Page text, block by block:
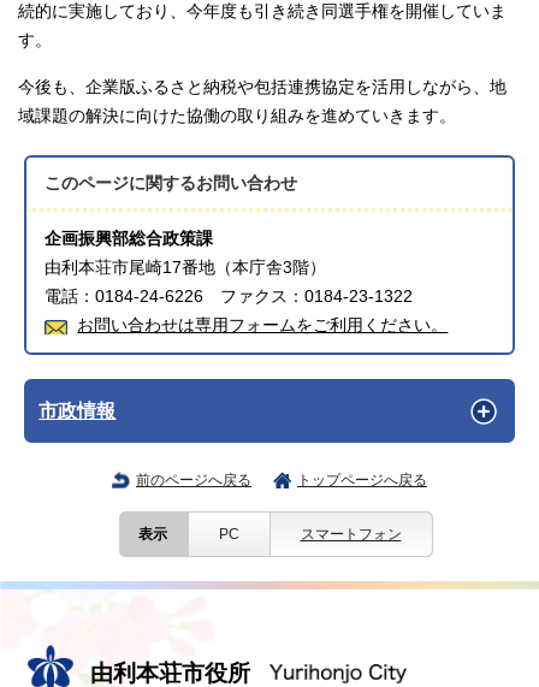
続的に実施しており、今年度も引き続き同選手権を開催していま
す。
今後も、企業版ふるさと納税や包括連携協定を活用しながら、地
域課題の解決に向けた協働の取り組みを進めていきます。
このページに関するお問い合わせ
企画振興部総合政策課
由利本荘市尾崎17番地（本庁舎3階）
電話：0184-24-6226 ファクス：0184-23-1322
お問い合わせは専用フォームをご利用ください。
市政情報
前のページへ戻る トップページへ戻る
表示 PC スマートフォン
由利本荘市役所